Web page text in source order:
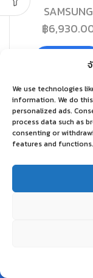
We use technologies
information. We do
personalized ads.
process data such as
consenting or
features and functions.
SAMSUNG
฿